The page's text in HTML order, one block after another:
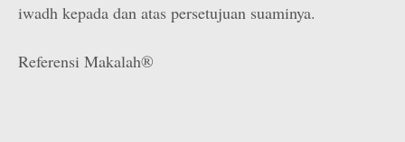
iwadh kepada dan atas persetujuan suaminya.
Referensi Makalah®